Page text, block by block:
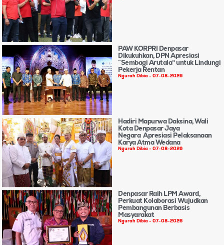
PAW KORPRI Denpasar
Dikukuhkan, DPN Apresiasi
“Sembagi Arutala” untuk Lindungi
Pekerja Rentan
Ngurah Dibia 07-08-2026
Hadiri Mapurwa Daksina, Wali
Kota Denpasar Jaya
Negara Apresiasi Pelaksanaan
Karya Atma Wedana
Ngurah Dibia 07-08-2026
Denpasar Raih LPM Award,
Perkuat Kolaborasi Wujudkan
Pembangunan Berbasis
Masyarakat
Ngurah Dibia 07-08-2026